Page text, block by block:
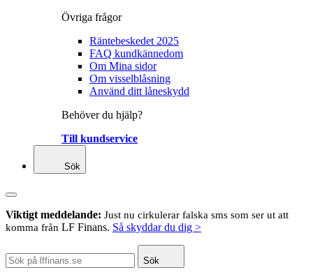
Övriga frågor
Räntebeskedet 2025
FAQ kundkännedom
Om Mina sidor
Om visselblåsning
Använd ditt låneskydd
Behöver du hjälp?
Till kundservice
Sök
Viktigt meddelande: Just nu cirkulerar falska sms som ser ut att
komma från LF Finans. Så skyddar du dig >
Sök